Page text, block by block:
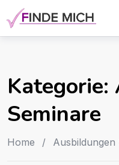
to
content
Kategorie:
Seminare
Home / Ausbildungen